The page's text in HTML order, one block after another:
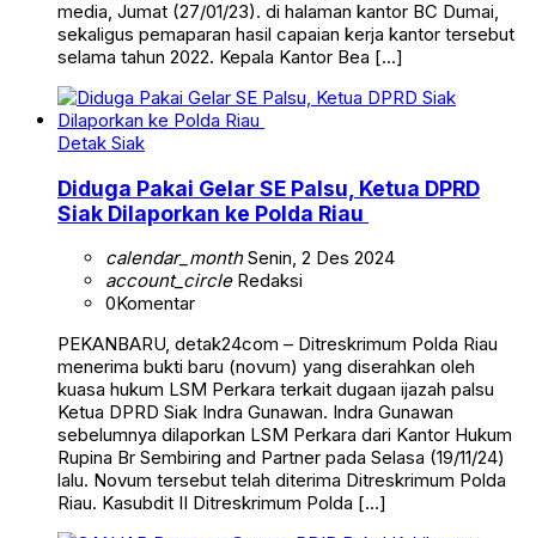
media, Jumat (27/01/23). di halaman kantor BC Dumai,
sekaligus pemaparan hasil capaian kerja kantor tersebut
selama tahun 2022. Kepala Kantor Bea […]
Detak Siak
Diduga Pakai Gelar SE Palsu, Ketua DPRD
Siak Dilaporkan ke Polda Riau
calendar_monthSenin, 2 Des 2024
account_circleRedaksi
0Komentar
PEKANBARU, detak24com – Ditreskrimum Polda Riau
menerima bukti baru (novum) yang diserahkan oleh
kuasa hukum LSM Perkara terkait dugaan ijazah palsu
Ketua DPRD Siak Indra Gunawan. Indra Gunawan
sebelumnya dilaporkan LSM Perkara dari Kantor Hukum
Rupina Br Sembiring and Partner pada Selasa (19/11/24)
lalu. Novum tersebut telah diterima Ditreskrimum Polda
Riau. Kasubdit II Ditreskrimum Polda […]